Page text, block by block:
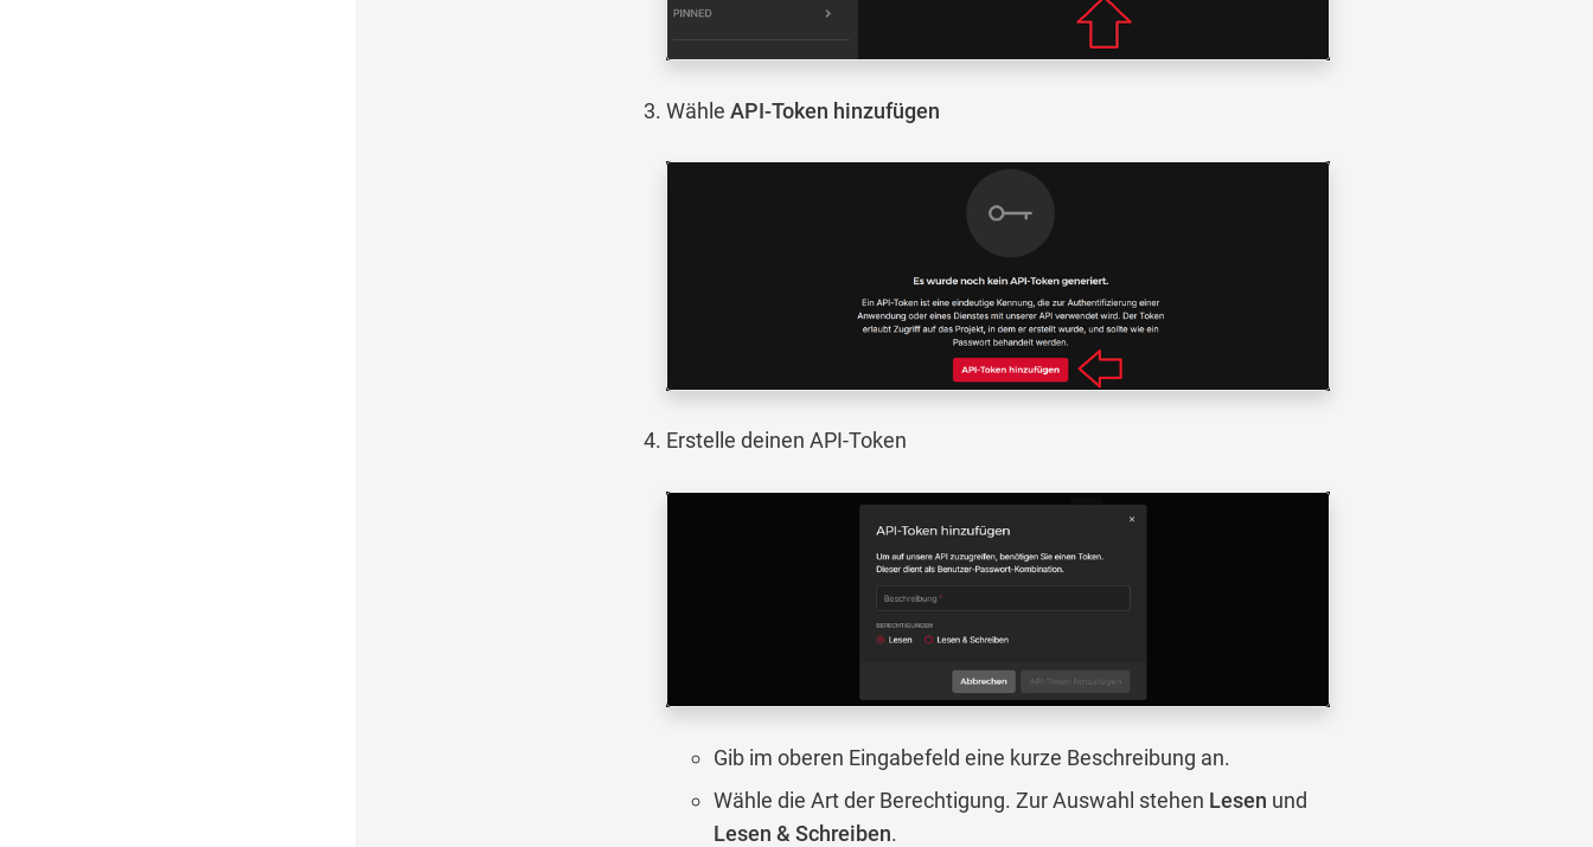
Wähle API-Token hinzufügen
Erstelle deinen API-Token
Gib im oberen Eingabefeld eine kurze Beschreibung an.
Wähle die Art der Berechtigung. Zur Auswahl stehen Lesen und
Lesen & Schreiben.